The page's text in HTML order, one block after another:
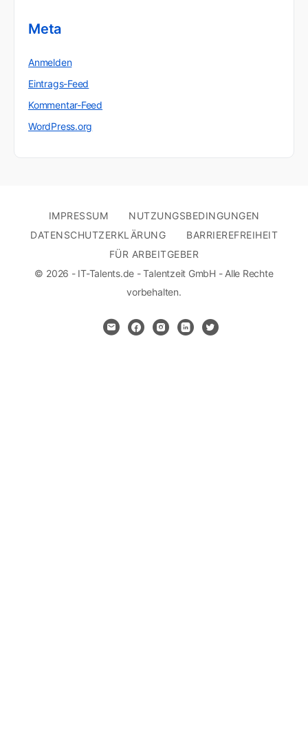
Meta
Anmelden
Eintrags-Feed
Kommentar-Feed
WordPress.org
IMPRESSUM
NUTZUNGSBEDINGUNGEN
DATENSCHUTZERKLÄRUNG
BARRIEREFREIHEIT
FÜR ARBEITGEBER
© 2026 - IT-Talents.de - Talentzeit GmbH - Alle Rechte
vorbehalten.